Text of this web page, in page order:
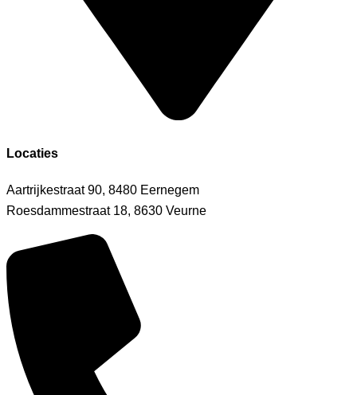
Locaties
Aartrijkestraat 90, 8480 Eernegem
Roesdammestraat 18, 8630 Veurne